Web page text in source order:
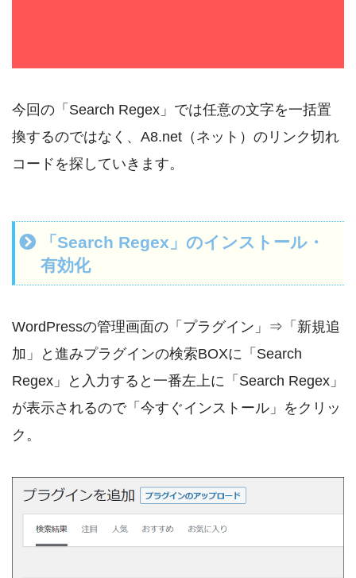
今回の「Search Regex」では任意の文字を一括置
換するのではなく、A8.net（ネット）のリンク切れ
コードを探していきます。
「Search Regex」のインストール・
有効化
WordPressの管理画面の「プラグイン」⇒「新規追
加」と進みプラグインの検索BOXに「Search
Regex」と入力すると一番左上に「Search Regex」
が表示されるので「今すぐインストール」をクリッ
ク。